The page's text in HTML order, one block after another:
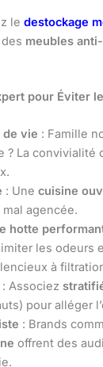
le destockage
meubles
pour Éviter
de vie : Famille
La convivialité
: Une cuisine
agencée.
hotte
les odeurs
à
: Associez
pour alléger
: Brands
offrent des